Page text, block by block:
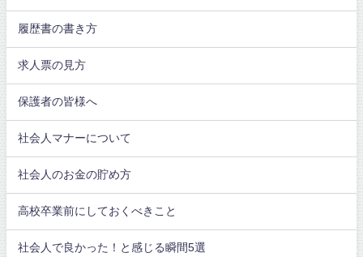
履歴書の書き方
求人票の見方
保護者の皆様へ
社会人マナーについて
社会人のお金の貯め方
高校卒業前にしておくべきこと
社会人で良かった！と感じる瞬間5選